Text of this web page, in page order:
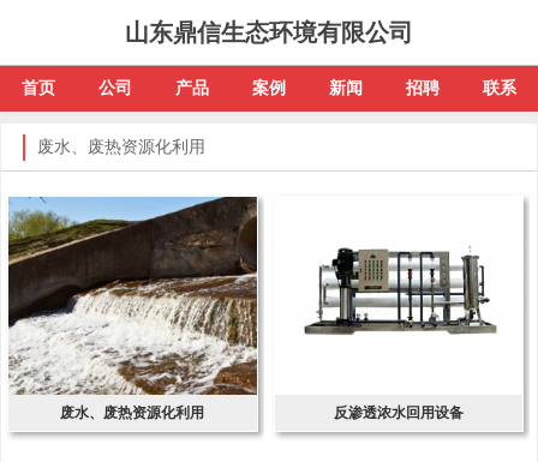
山东鼎信生态环境有限公司
首页 公司 产品 案例 新闻 招聘 联系
废水、废热资源化利用
废水、废热资源化利用 反渗透浓水回用设备